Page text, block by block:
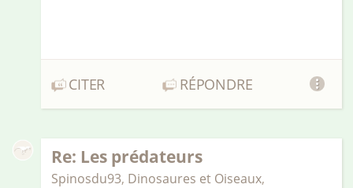
CITER RÉPONDRE
Re: Les prédateurs
Spinosdu93, Dinosaures et Oiseaux,